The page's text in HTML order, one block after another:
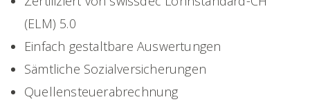
(ELM) 5.0
Einfach gestaltbare Auswertungen
Sämtliche Sozialversicherungen
Quellensteuerabrechnung